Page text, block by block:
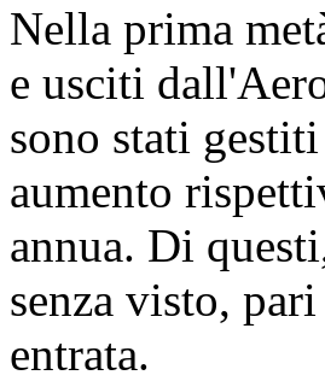
Nella prima
e usciti
sono stati
aumento
annua. Di
senza visto,
entrata.